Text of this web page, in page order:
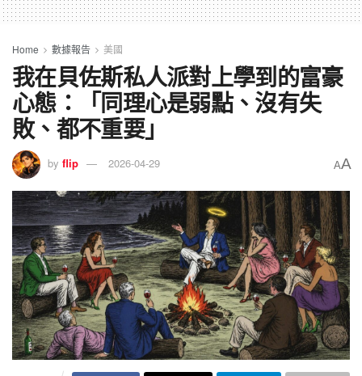
Home 數據報告 美國
我在貝佐斯私人派對上學到的富豪
心態：「同理心是弱點、沒有失
敗、都不重要」
by flip 2026-04-29 AA